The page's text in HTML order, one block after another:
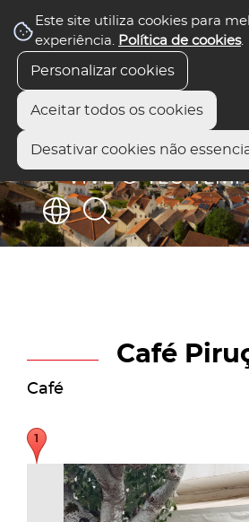
Este site utiliza cookies para
experiência. Política de cookies.
Personalizar cookies
Aceitar todos os cookies
Desativar cookies não
Café
Café